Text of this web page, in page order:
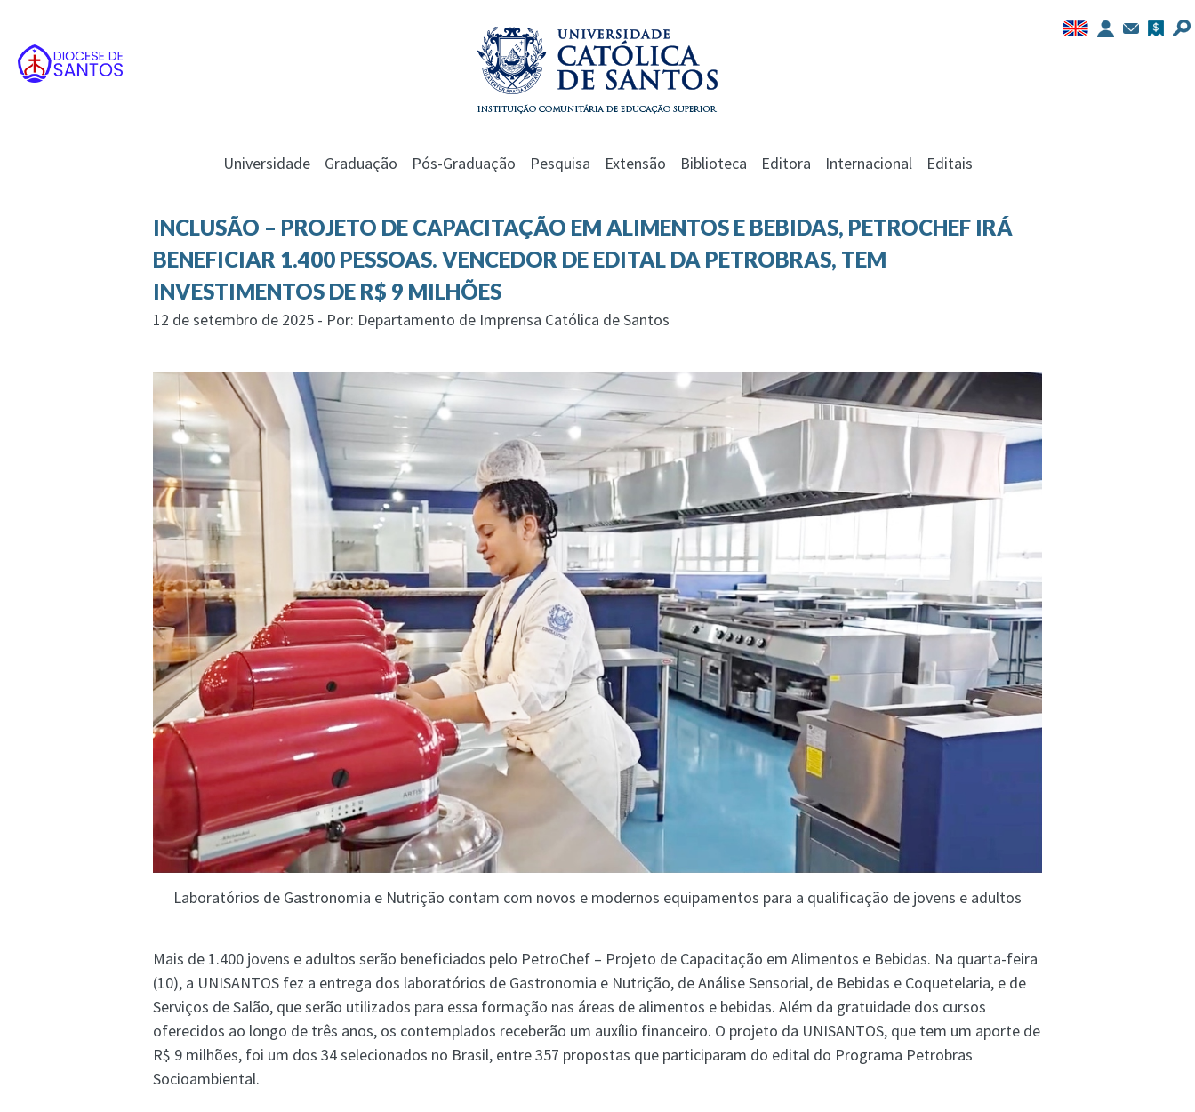
Universidade Graduação Pós-Graduação Pesquisa Extensão Biblioteca Editora Internacional Editais
INCLUSÃO – PROJETO DE CAPACITAÇÃO EM ALIMENTOS E BEBIDAS, PETROCHEF IRÁ
BENEFICIAR 1.400 PESSOAS. VENCEDOR DE EDITAL DA PETROBRAS, TEM
INVESTIMENTOS DE R$ 9 MILHÕES
12 de setembro de 2025 - Por: Departamento de Imprensa Católica de Santos
Laboratórios de Gastronomia e Nutrição contam com novos e modernos equipamentos para a qualificação de jovens e adultos
Mais de 1.400 jovens e adultos serão beneficiados pelo PetroChef – Projeto de Capacitação em Alimentos e Bebidas. Na quarta-feira
(10), a UNISANTOS fez a entrega dos laboratórios de Gastronomia e Nutrição, de Análise Sensorial, de Bebidas e Coquetelaria, e de
Serviços de Salão, que serão utilizados para essa formação nas áreas de alimentos e bebidas. Além da gratuidade dos cursos
oferecidos ao longo de três anos, os contemplados receberão um auxílio financeiro. O projeto da UNISANTOS, que tem um aporte de
R$ 9 milhões, foi um dos 34 selecionados no Brasil, entre 357 propostas que participaram do edital do Programa Petrobras
Socioambiental.